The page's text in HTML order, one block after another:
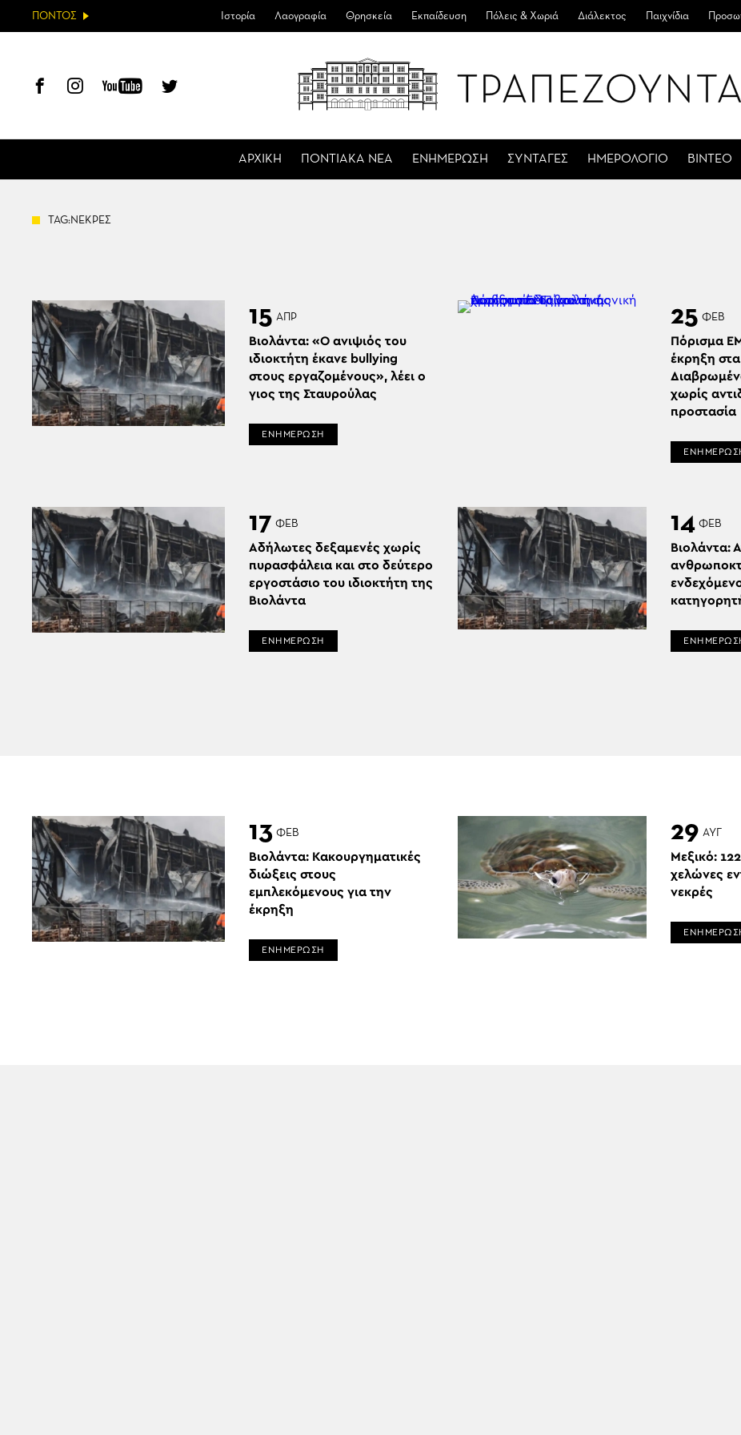
ΠΟΝΤΟΣ Ιστορία Λαογραφία Θρησκεία Εκπαίδευση Πόλεις & Χωριά Διάλεκτος Παιχνίδια
ΑΡΧΙΚΗ ΠΟΝΤΙΑΚΑ ΝΕΑ ΕΝΗΜΕΡΩΣΗ ΣΥΝΤΑΓΕΣ ΗΜΕΡΟΛΟΓΙΟ ΒΙΝΤΕΟ
TAG:ΝΕΚΡΕΣ
15 ΑΠΡ
Βιολάντα: «Ο ανιψιός του
ιδιοκτήτη έκανε bullying
στους εργαζομένους», λέει ο
γιος της Σταυρούλας
ΕΝΗΜΕΡΩΣΗ
25 ΦΕΒ
Πόρισμα
έκρηξη
χωρίς
προστασία
17 ΦΕΒ
Αδήλωτες δεξαμενές χωρίς
πυρασφάλεια και στο δεύτερο
εργοστάσιο του ιδιοκτήτη της
Βιολάντα
ΕΝΗΜΕΡΩΣΗ
14 ΦΕΒ
Βιολάντα:
13 ΦΕΒ
Βιολάντα: Κακουργηματικές
διώξεις στους
εμπλεκόμενους για την
έκρηξη
ΕΝΗΜΕΡΩΣΗ
29 ΑΥΓ
Μεξικό:
χελώνες
νεκρές